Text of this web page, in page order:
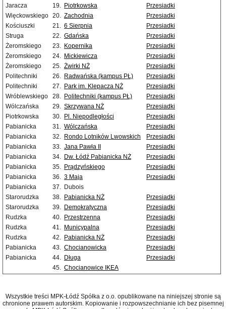
Jaracza
19. Piotrkowska
Przesiadki
Więckowskiego 20. Zachodnia
Przesiadki
Kościuszki
21. 6 Sierpnia
Przesiadki
Struga
22. Gdańska
Przesiadki
Żeromskiego
23. Kopernika
Przesiadki
Żeromskiego
24. Mickiewicza
Przesiadki
Żeromskiego
25. Żwirki NŻ
Przesiadki
Politechniki
26. Radwańska (kampus PŁ)
Przesiadki
Politechniki
27. Park im. Klepacza NŻ
Przesiadki
Wróblewskiego
28. Politechniki (kampus PŁ)
Przesiadki
Wólczańska
29. Skrzywana NŻ
Przesiadki
Piotrkowska
30. Pl. Niepodległości
Przesiadki
Pabianicka
31. Wólczańska
Przesiadki
Pabianicka
32. Rondo Lotników Lwowskich
Przesiadki
Pabianicka
33. Jana Pawła II
Przesiadki
Pabianicka
34. Dw. Łódź Pabianicka NŻ
Przesiadki
Pabianicka
35. Prądzyńskiego
Przesiadki
Pabianicka
36. 3 Maja
Przesiadki
Pabianicka
37. Dubois
Starorudzka
38. Pabianicka NŻ
Przesiadki
Starorudzka
39. Demokratyczna
Przesiadki
Rudzka
40. Przestrzenna
Przesiadki
Rudzka
41. Municypalna
Przesiadki
Rudzka
42. Pabianicka NŻ
Przesiadki
Pabianicka
43. Chocianowicka
Przesiadki
Pabianicka
44. Długa
Przesiadki
45. Chocianowice IKEA
Wszystkie treści MPK-Łódź Spółka z o.o. opublikowane na niniejszej stronie są
chronione prawem autorskim. Kopiowanie i rozpowszechnianie ich bez pisemnej